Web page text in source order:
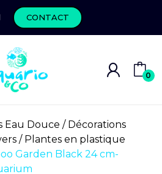
CONTACT
0
Eau Douce
Décorations
Plantes en plastique
Garden Black 24 cm-